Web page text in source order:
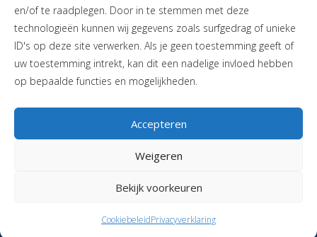
en/of te raadplegen. Door in te stemmen met deze
technologieën kunnen wij gegevens zoals surfgedrag of unieke
ID's op deze site verwerken. Als je geen toestemming geeft of
uw toestemming intrekt, kan dit een nadelige invloed hebben
op bepaalde functies en mogelijkheden.
Accepteren
Weigeren
Bekijk voorkeuren
CookiebeleidPrivacyverklaring
De Marumer mei 2026
06-40405244|Stuur een mail| Vormgeving en realisatie